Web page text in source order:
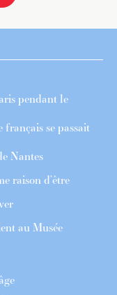
pendant le
se passait
Nantes
raison d’être
au Musée